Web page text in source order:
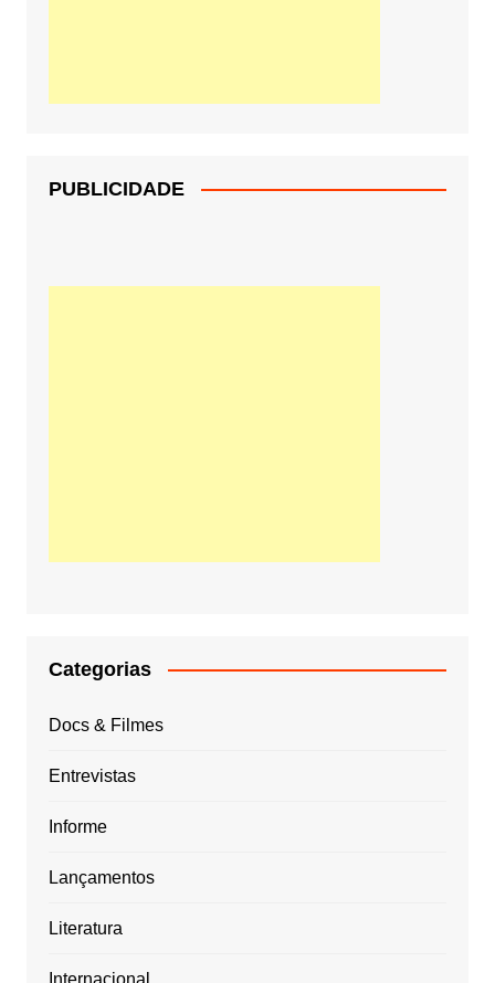
PUBLICIDADE
Categorias
Docs & Filmes
Entrevistas
Informe
Lançamentos
Literatura
Internacional